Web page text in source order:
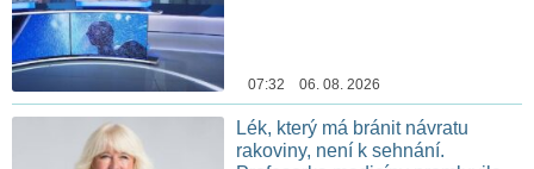
07:32 06. 08. 2026
Lék, který má bránit návratu
rakoviny, není k sehnání.